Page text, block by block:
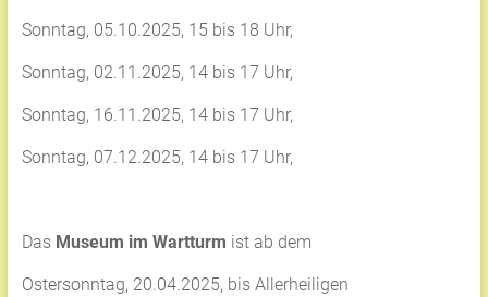
Sonntag, 05.10.2025, 15 bis 18 Uhr,
Sonntag, 02.11.2025, 14 bis 17 Uhr,
Sonntag, 16.11.2025, 14 bis 17 Uhr,
Sonntag, 07.12.2025, 14 bis 17 Uhr,
Das Museum im Wartturm ist ab dem
Ostersonntag, 20.04.2025, bis Allerheiligen